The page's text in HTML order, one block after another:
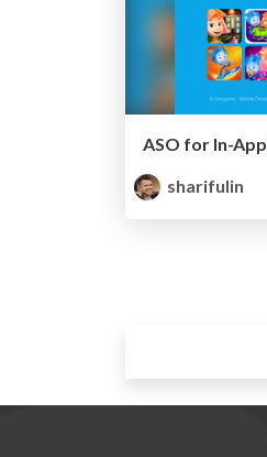
ASO for In-
sharifulin